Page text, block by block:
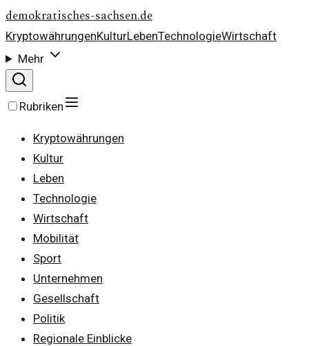
demokratisches-sachsen.de
KryptowährungenKulturLebenTechnologieWirtschaft
Mehr
Rubriken
Kryptowährungen
Kultur
Leben
Technologie
Wirtschaft
Mobilität
Sport
Unternehmen
Gesellschaft
Politik
Regionale Einblicke